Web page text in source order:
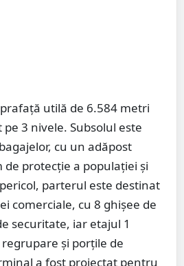
utilă de 6.584 metri
3 nivele. Subsolul este
cu un adăpost
de protecție a populației și
parterul este destinat
comerciale, cu 8 ghișee de
securitate, iar etajul 1
și porțile de
a fost proiectat pentru